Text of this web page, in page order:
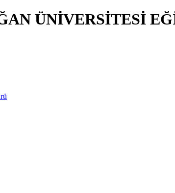
ÜNİVERSİTESİ